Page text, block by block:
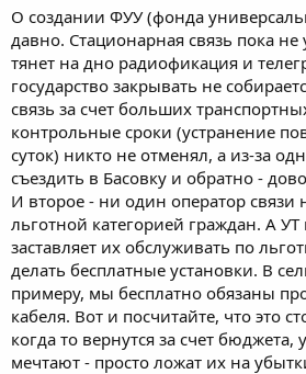
Ситуация постепенно меняется - они
на безубыточность готовясь к
идею компенсационного фонда с
Правда для его создания нужна будет
ни один из мобильных операторов свои
фонд отдавать не собирается.
О создании ФУУ (фонда
давно. Стационарная связь пока
тянет на дно радиофикация и
государство закрывать не
связь за счет больших
контрольные сроки (устранение
суток) никто не отменял, а из-за
съездить в Басовку и обратно -
И второе - ни один оператор связи
льготной категорией граждан. А УТ
заставляет их обслуживать по
делать бесплатные установки. В
примеру, мы бесплатно обязаны
кабеля. Вот и посчитайте, что это
когда то вернутся за счет бюджета,
мечтают - просто ложат их на